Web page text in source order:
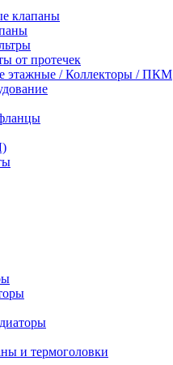
клапаны
от протечек
этажные / Коллекторы / ПКМ
и термоголовки